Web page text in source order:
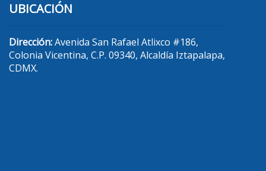
UBICACIÓN
Dirección:Avenida San Rafael Atlixco #186,
Colonia Vicentina, C.P. 09340, Alcaldía Iztapalapa,
CDMX.